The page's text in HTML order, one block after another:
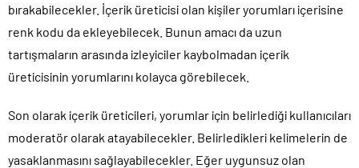
bırakabilecekler. İçerik üreticisi olan kişiler yorumları içerisine
renk kodu da ekleyebilecek. Bunun amacı da uzun
tartışmaların arasında izleyiciler kaybolmadan içerik
üreticisinin yorumlarını kolayca görebilecek.
Son olarak içerik üreticileri, yorumlar için belirlediği kullanıcıları
moderatör olarak atayabilecekler. Belirledikleri kelimelerin de
yasaklanmasını sağlayabilecekler. Eğer uygunsuz olan